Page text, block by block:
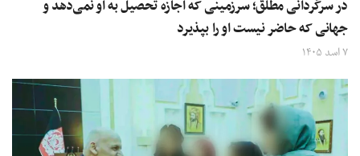
در سرگردانی مطلق؛ سرزمینی که اجازه تحصیل به او نمی‌دهد و
جهانی که حاضر نیست او را بپذیرد
۷ اسد ۱۴۰۵